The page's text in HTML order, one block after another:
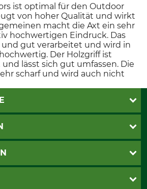
ist optimal für den Outdoor
von hoher Qualität und wirkt
macht die Axt ein sehr
hochwertigen Eindruck. Das
und gut verarbeitet und wird in
Der Holzgriff ist
lässt sich gut umfassen. Die
scharf und wird auch nicht